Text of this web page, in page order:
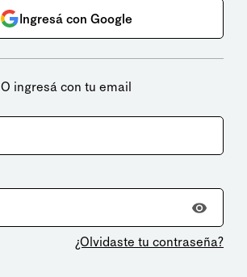
Ingresá con Google
O ingresá con tu email
¿Olvidaste tu contraseña?